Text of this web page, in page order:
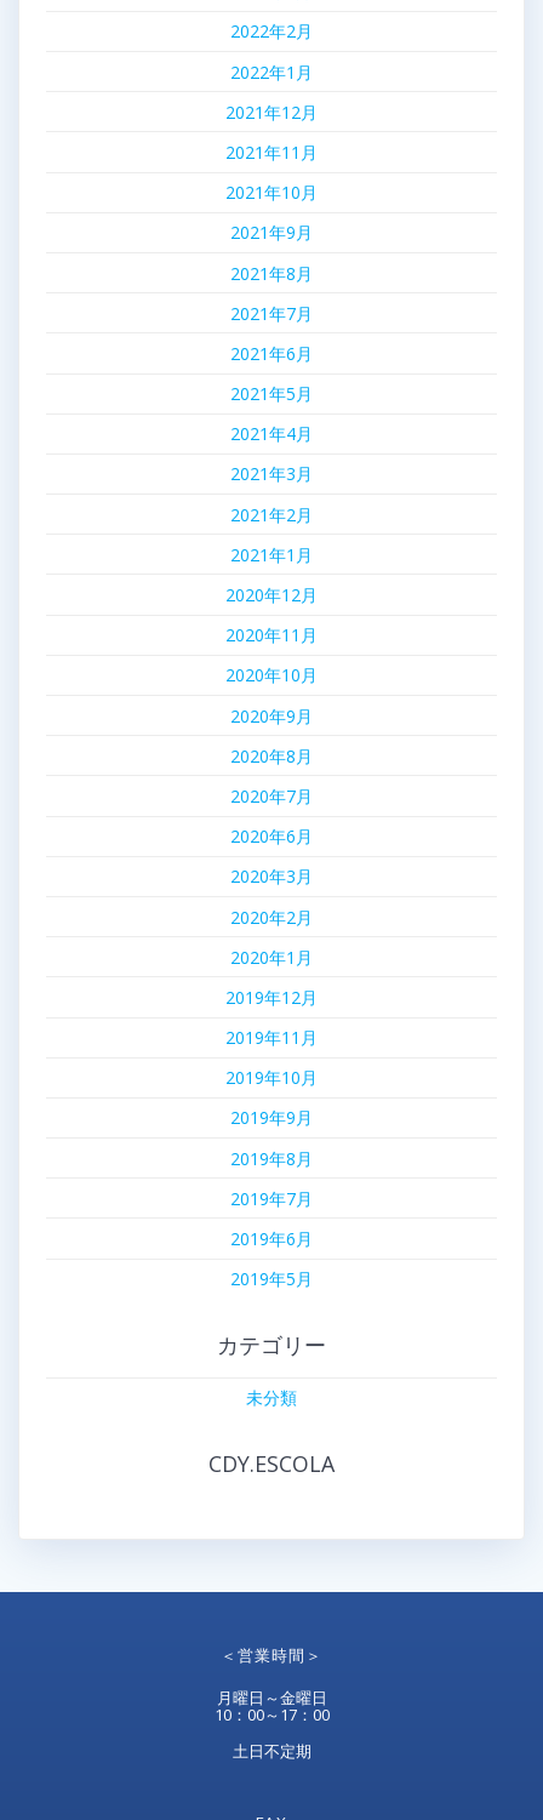
2022年2月
2022年1月
2021年12月
2021年11月
2021年10月
2021年9月
2021年8月
2021年7月
2021年6月
2021年5月
2021年4月
2021年3月
2021年2月
2021年1月
2020年12月
2020年11月
2020年10月
2020年9月
2020年8月
2020年7月
2020年6月
2020年3月
2020年2月
2020年1月
2019年12月
2019年11月
2019年10月
2019年9月
2019年8月
2019年7月
2019年6月
2019年5月
カテゴリー
未分類
CDY.ESCOLA
＜営業時間＞
月曜日～金曜日
10：00～17：00
土日不定期